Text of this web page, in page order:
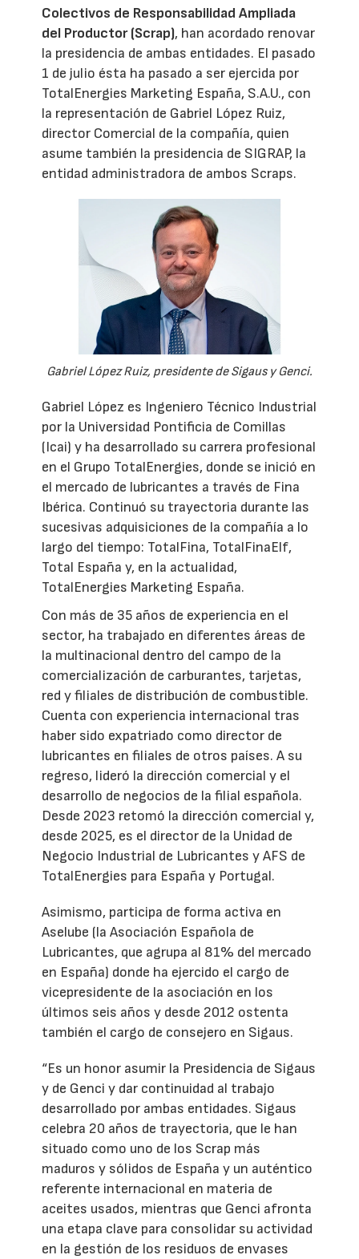
Colectivos de Responsabilidad Ampliada
del Productor (Scrap), han acordado renovar
la presidencia de ambas entidades. El pasado
1 de julio ésta ha pasado a ser ejercida por
TotalEnergies Marketing España, S.A.U., con
la representación de Gabriel López Ruiz,
director Comercial de la compañía, quien
asume también la presidencia de SIGRAP, la
entidad administradora de ambos Scraps.
Gabriel López Ruiz, presidente de Sigaus y Genci.
Gabriel López es Ingeniero Técnico Industrial
por la Universidad Pontificia de Comillas
(Icai) y ha desarrollado su carrera profesional
en el Grupo TotalEnergies, donde se inició en
el mercado de lubricantes a través de Fina
Ibérica. Continuó su trayectoria durante las
sucesivas adquisiciones de la compañía a lo
largo del tiempo: TotalFina, TotalFinaElf,
Total España y, en la actualidad,
TotalEnergies Marketing España.
Con más de 35 años de experiencia en el
sector, ha trabajado en diferentes áreas de
la multinacional dentro del campo de la
comercialización de carburantes, tarjetas,
red y filiales de distribución de combustible.
Cuenta con experiencia internacional tras
haber sido expatriado como director de
lubricantes en filiales de otros países. A su
regreso, lideró la dirección comercial y el
desarrollo de negocios de la filial española.
Desde 2023 retomó la dirección comercial y,
desde 2025, es el director de la Unidad de
Negocio Industrial de Lubricantes y AFS de
TotalEnergies para España y Portugal.
Asimismo, participa de forma activa en
Aselube (la Asociación Española de
Lubricantes, que agrupa al 81% del mercado
en España) donde ha ejercido el cargo de
vicepresidente de la asociación en los
últimos seis años y desde 2012 ostenta
también el cargo de consejero en Sigaus.
“Es un honor asumir la Presidencia de Sigaus
y de Genci y dar continuidad al trabajo
desarrollado por ambas entidades. Sigaus
celebra 20 años de trayectoria, que le han
situado como uno de los Scrap más
maduros y sólidos de España y un auténtico
referente internacional en materia de
aceites usados, mientras que Genci afronta
una etapa clave para consolidar su actividad
en la gestión de los residuos de envases